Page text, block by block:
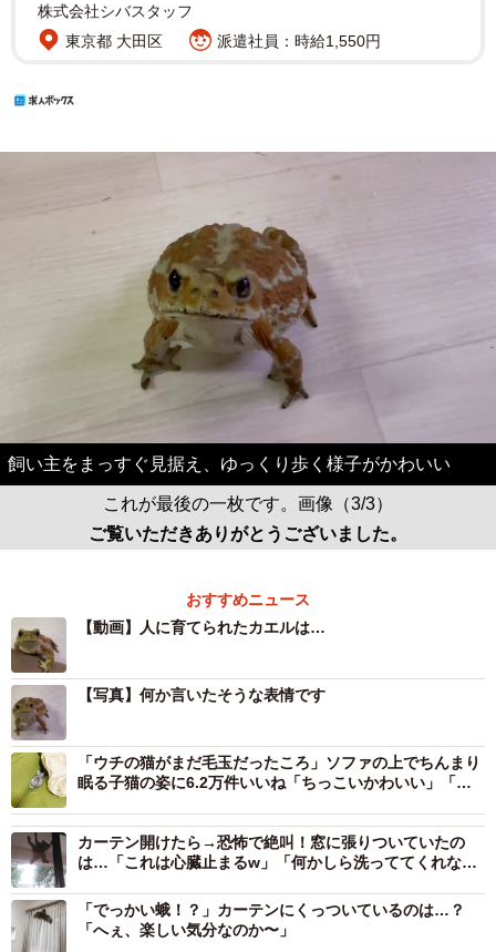
株式会社シバスタッフ
東京都 大田区
派遣社員：時給1,550円
飼い主をまっすぐ見据え、ゆっくり歩く様子がかわいい
これが最後の一枚です。画像（3/3）
ご覧いただきありがとうございました。
おすすめニュース
【動画】人に育てられたカエルは…
【写真】何か言いたそうな表情です
「ウチの猫がまだ毛玉だったころ」ソファの上でちんまり
眠る子猫の姿に6.2万件いいね「ちっこいかわいい」「未
カーテン開けたら→恐怖で絶叫！窓に張りついていたの
は…「これは心臓止まるw」「何かしら洗っててくれない
「でっかい蛾！？」カーテンにくっついているのは…？
「へぇ、楽しい気分なのか〜」